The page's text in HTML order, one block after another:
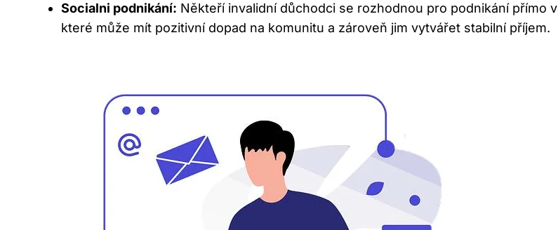
Socialni podnikání: Někteří invalidní důchodci se rozhodnou pro podnikání přímo
které může mít pozitivní dopad na komunitu a zároveň jim vytvářet stabilní příjem.